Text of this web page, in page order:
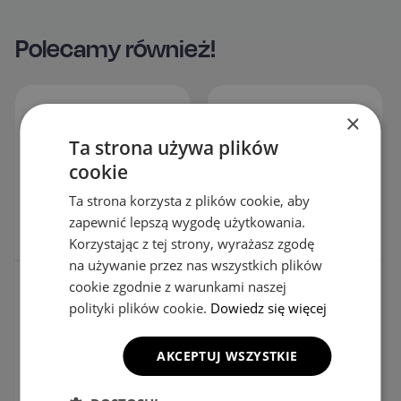
Polecamy również!
Organizer do bagażnika
z ekoskóry
439.00 zł
Najniższa cena z 30 dni przed
Organizer do samochodu
multifunkcyjny
239.00zł
×
Ta strona używa plików
cookie
Ta strona korzysta z plików cookie, aby
zapewnić lepszą wygodę użytkowania.
Korzystając z tej strony, wyrażasz zgodę
na używanie przez nas wszystkich plików
cookie zgodnie z warunkami naszej
polityki plików cookie. Dowiedz się więcej
AKCEPTUJ WSZYSTKIE